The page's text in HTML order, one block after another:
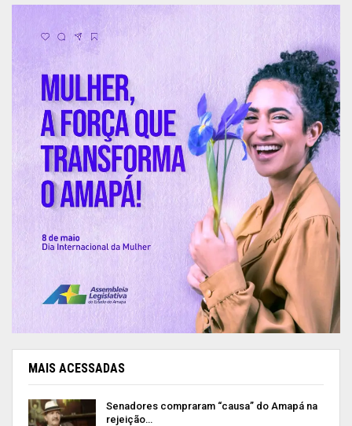
MAIS ACESSADAS
Senadores compraram “causa” do Amapá na
rejeição…